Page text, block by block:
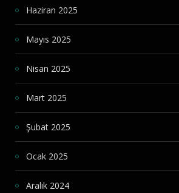
Haziran 2025
Mayıs 2025
Nisan 2025
Mart 2025
Şubat 2025
Ocak 2025
Aralık 2024